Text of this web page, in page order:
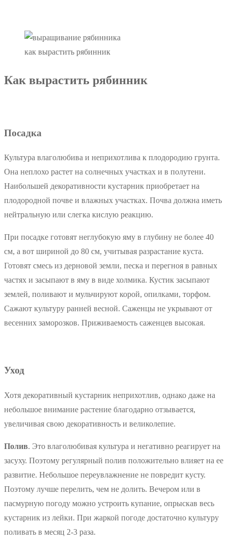
как вырастить рябинник
Как вырастить рябинник
Посадка
Культура влаголюбива и неприхотлива к плодородию грунта.
Она неплохо растет на солнечных участках и в полутени.
Наибольшей декоративности кустарник приобретает на
плодородной почве и влажных участках. Почва должна иметь
нейтральную или слегка кислую реакцию.
При посадке готовят неглубокую яму в глубину не более 40
см, а вот шириной до 80 см, учитывая разрастание куста.
Готовят смесь из дерновой земли, песка и перегноя в равных
частях и засыпают в яму в виде холмика. Кустик засыпают
землей, поливают и мульчируют корой, опилками, торфом.
Сажают культуру ранней весной. Саженцы не укрывают от
весенних заморозков. Приживаемость саженцев высокая.
Уход
Хотя декоративный кустарник неприхотлив, однако даже на
небольшое внимание растение благодарно отзывается,
увеличивая свою декоративность и великолепие.
Полив. Это влаголюбивая культура и негативно реагирует на
засуху. Поэтому регулярный полив положительно влияет на ее
развитие. Небольшое переувлажнение не повредит кусту.
Поэтому лучше перелить, чем не долить. Вечером или в
пасмурную погоду можно устроить купание, опрыскав весь
кустарник из лейки. При жаркой погоде достаточно культуру
поливать в месяц 2-3 раза.